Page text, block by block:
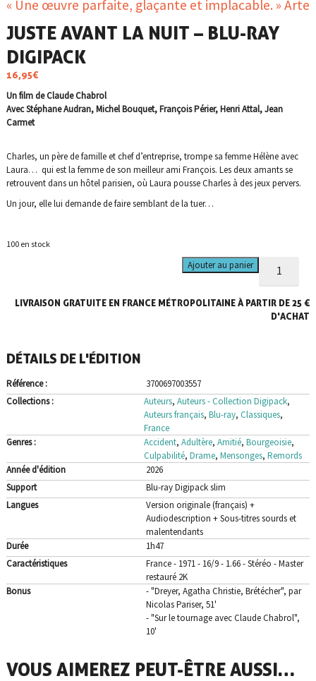
« Une œuvre parfaite, glaçante et implacable. » Arte
JUSTE AVANT LA NUIT – BLU-RAY
DIGIPACK
16,95€
Un film de Claude Chabrol
Avec Stéphane Audran, Michel Bouquet, François Périer, Henri Attal, Jean
Carmet
Charles, un père de famille et chef d’entreprise, trompe sa femme Hélène avec
Laura… qui est la femme de son meilleur ami François. Les deux amants se
retrouvent dans un hôtel parisien, où Laura pousse Charles à des jeux pervers.
Un jour, elle lui demande de faire semblant de la tuer…
100 en stock
de
Juste
avant
Ajouter au panier
LIVRAISON GRATUITE EN FRANCE MÉTROPOLITAINE À PARTIR DE 25 €
D'ACHAT
DÉTAILS DE L'ÉDITION
Référence :
3700697003557
Collections :
Auteurs, Auteurs - Collection Digipack,
Auteurs français, Blu-ray, Classiques,
France
Genres :
Accident, Adultère, Amitié, Bourgeoisie,
Culpabilité, Drame, Mensonges, Remords
Année d'édition
2026
Support
Blu-ray Digipack slim
Langues
Version originale (français) +
Audiodescription + Sous-titres sourds et
malentendants
Durée
1h47
Caractéristiques
France - 1971 - 16/9 - 1.66 - Stéréo - Master
restauré 2K
Bonus
- "Dreyer, Agatha Christie, Brétécher", par
Nicolas Pariser, 51'
- "Sur le tournage avec Claude Chabrol",
10'
VOUS AIMEREZ PEUT-ÊTRE AUSSI…